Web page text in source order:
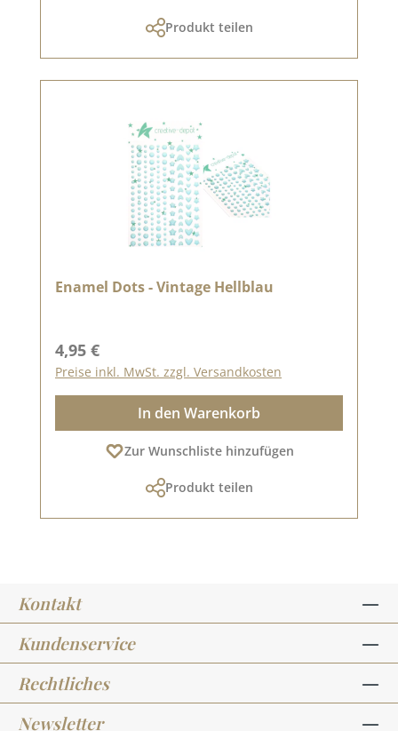
Produkt teilen
Enamel Dots - Vintage Hellblau
Regulärer Preis:
4,95 €
Preise inkl. MwSt. zzgl. Versandkosten
In den Warenkorb
Zur Wunschliste hinzufügen
Produkt teilen
Kontakt
Kundenservice
Rechtliches
Newsletter